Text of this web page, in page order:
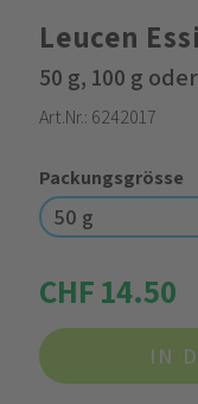
Leucen
50 g, 100 g
Art.Nr.: 6242017
Packungsgrösse
50 g
CHF 14.50
IN